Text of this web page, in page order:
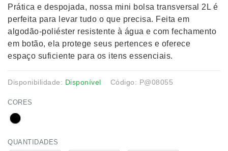
Prática e despojada, nossa mini bolsa transversal 2L é
perfeita para levar tudo o que precisa. Feita em
algodão-poliéster resistente à água e com fechamento
em botão, ela protege seus pertences e oferece
espaço suficiente para os itens essenciais.
Disponibilidade: Disponível Código: P@08055
CORES
QUANTIDADES